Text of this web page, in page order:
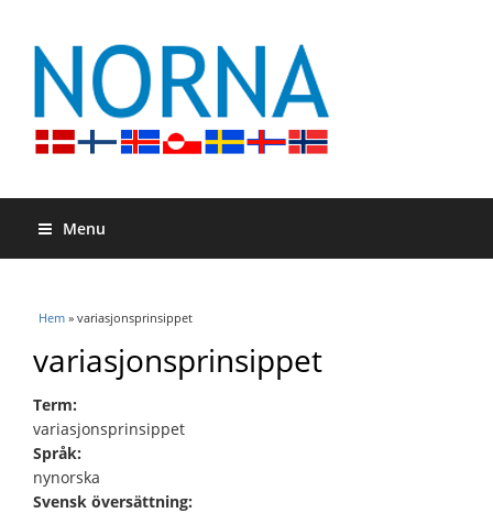
Menu
Du är här
Hem » variasjonsprinsippet
variasjonsprinsippet
Term:
variasjonsprinsippet
Språk:
nynorska
Svensk översättning: